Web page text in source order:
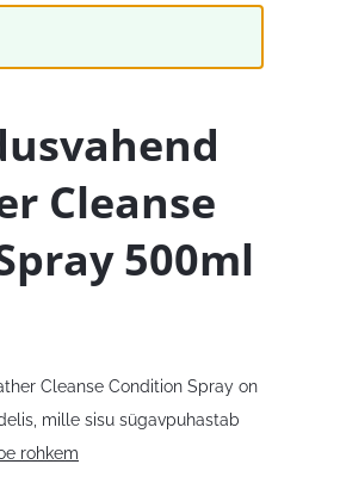
Cleanse
500ml
Cleanse Condition Spray on
mille sisu sügavpuhastab
rohkem